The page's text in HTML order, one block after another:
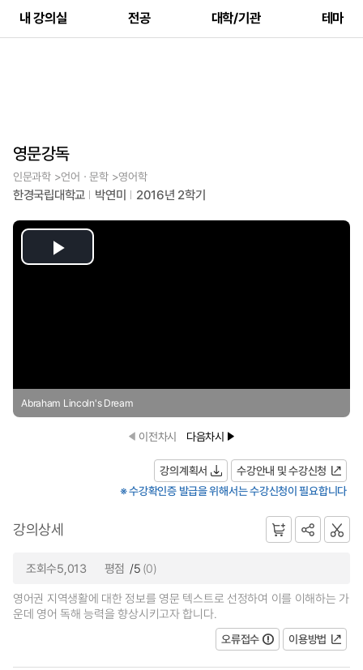
내 강의실 전공 대학/기관 테마
영문강독
인문과학 >언어ㆍ문학 >영어학
한경국립대학교 박연미 2016년 2학기
Play
Abraham Lincoln's Dream
이전차시 다음차시
강의계획서
수강안내 및 수강신청
※ 수강확인증 발급을 위해서는 수강신청이 필요합니다
강의상세
조회수5,013 평점 /5 (0)
영어권 지역생활에 대한 정보를 영문 텍스트로 선정하여 이를 이해하는 가
운데 영어 독해 능력을 향상시키고자 합니다.
오류접수
이용방법